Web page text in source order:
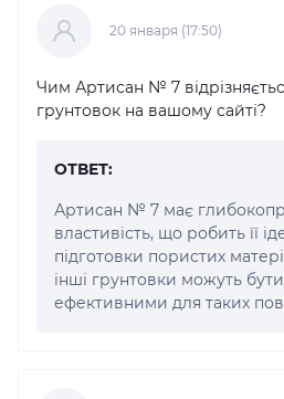
20 января (17:50)
Чим Артисан № 7
грунтовок на вашому сайті?
ОТВЕТ:
Артисан № 7 має
властивість, що робить її
підготовки пористих
інші грунтовки можуть
ефективними для таких